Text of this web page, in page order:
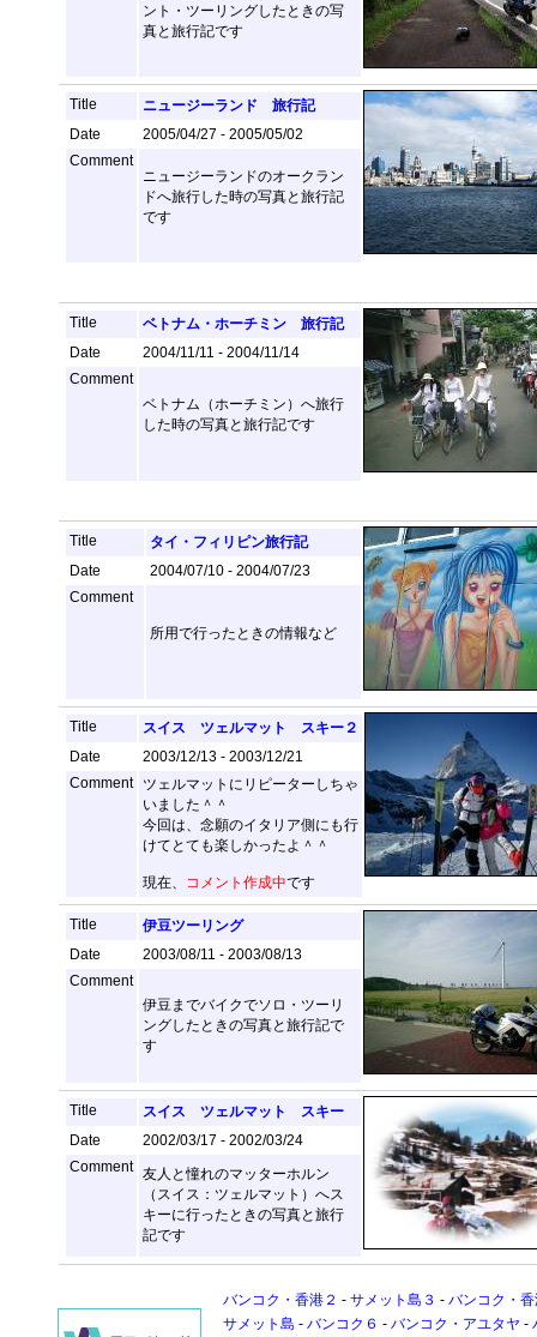
ント・ツーリングしたときの写
真と旅行記です
Title
ニュージーランド 旅行記
Date
2005/04/27 - 2005/05/02
Comment
ニュージーランドのオークラン
ドへ旅行した時の写真と旅行記
です
Title
ベトナム・ホーチミン 旅行記
Date
2004/11/11 - 2004/11/14
Comment
ベトナム（ホーチミン）へ旅行
した時の写真と旅行記です
Title
タイ・フィリピン旅行記
Date
2004/07/10 - 2004/07/23
Comment
所用で行ったときの情報など
Title
スイス ツェルマット スキー２
Date
2003/12/13 - 2003/12/21
Comment
ツェルマットにリピーターしちゃ
いました＾＾
今回は、念願のイタリア側にも行
けてとても楽しかったよ＾＾
現在、 コメント作成中です
Title
伊豆ツーリング
Date
2003/08/11 - 2003/08/13
Comment
伊豆までバイクでソロ・ツーリ
ングしたときの写真と旅行記で
す
Title
スイス ツェルマット スキー
Date
2002/03/17 - 2002/03/24
Comment
友人と憧れのマッターホルン
（スイス：ツェルマット）へス
キーに行ったときの写真と旅行
記です
バンコク・香港２ - サメット島３ - バンコク・
サメット島 - バンコク６ - バンコク・アユタヤ -